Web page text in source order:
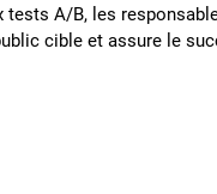
A/B, les
cible et assure le